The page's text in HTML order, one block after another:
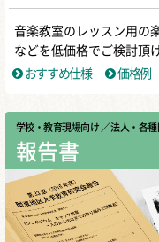
音楽教室のレッスン用の
などを低価格でご検討頂
おすすめ仕様
価格例
学校・教育現場向け ／ 法人・各
報告書